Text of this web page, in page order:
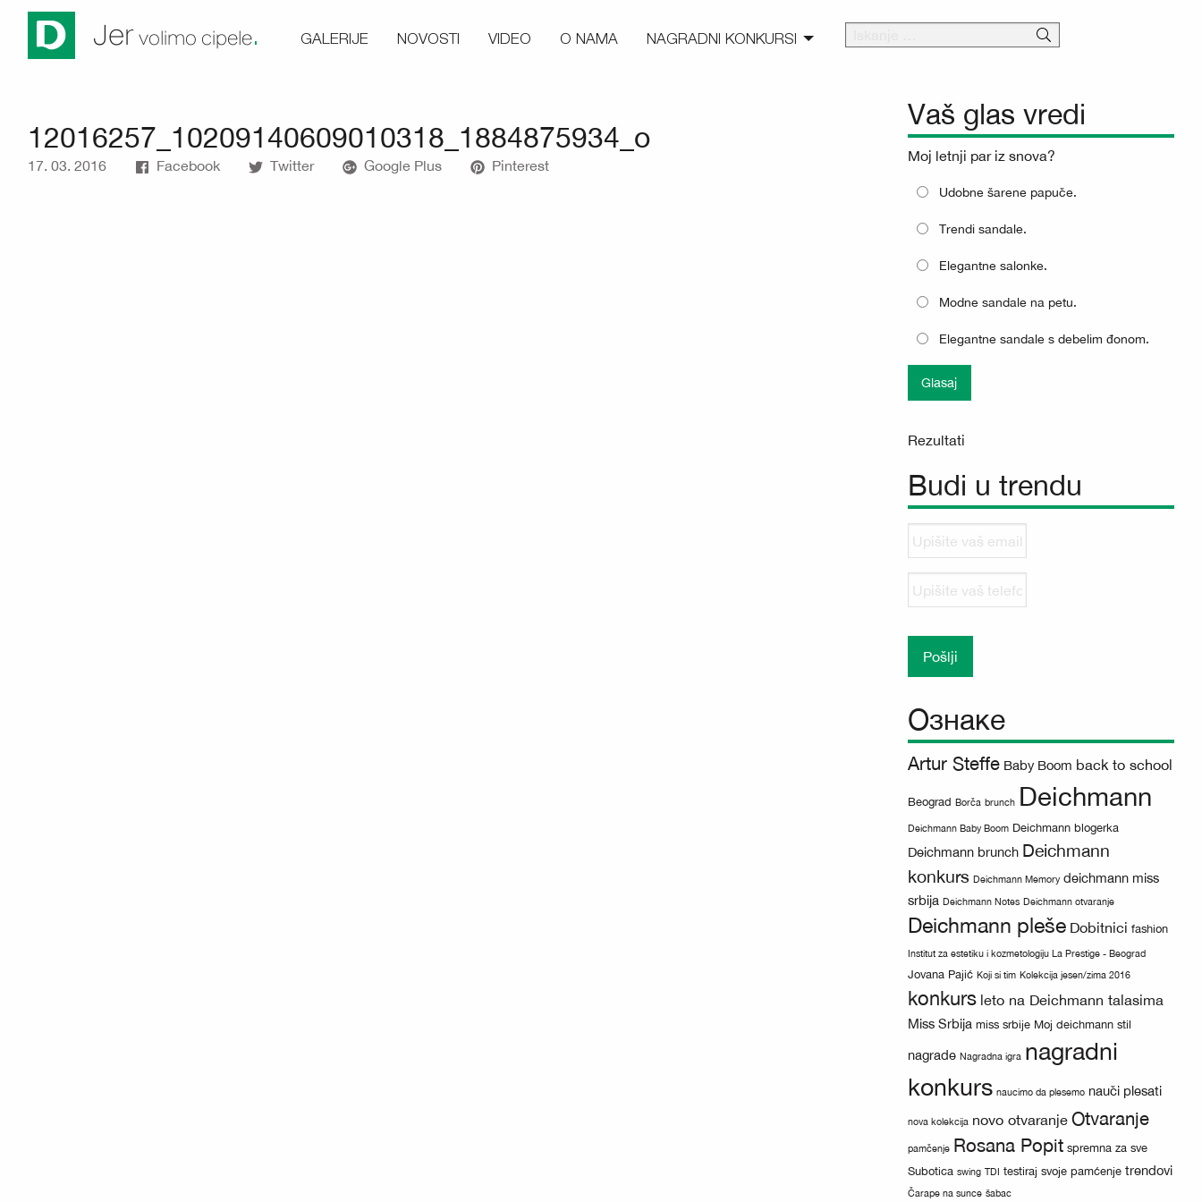
Jer volimo cipele. GALERIJE NOVOSTI VIDEO O NAMA NAGRADNI KONKURSI
12016257_10209140609010318_1884875934_o
17. 03. 2016 Facebook Twitter Google Plus Pinterest
Vaš glas vredi
Moj letnji par iz snova?
Udobne šarene papuče.
Trendi sandale.
Elegantne salonke.
Modne sandale na petu.
Elegantne sandale s debelim đonom.
Glasaj
Rezultati
Budi u trendu
vaš
vaš
broj
Ознаке
Artur Steffe Baby Boom back to school
Beograd Borča brunch Deichmann
Deichmann Baby Boom Deichmann blogerka
Deichmann brunch Deichmann
konkurs Deichmann Memory deichmann miss
srbija Deichmann Notes Deichmann otvaranje
Deichmann pleše Dobitnici fashion
Institut za estetiku i kozmetologiju La Prestige - Beograd
Jovana Pajić Koji si tim Kolekcija jesen/zima 2016
konkurs leto na Deichmann talasima
Miss Srbija miss srbije Moj deichmann stil
nagrade Nagradna igra nagradni
konkurs naucimo da plesemo nauči plesati
nova kolekcija novo otvaranje Otvaranje
pamčenje Rosana Popit spremna za sve
Subotica swing TDI testiraj svoje pamćenje trendovi
Čarape na sunce šabac